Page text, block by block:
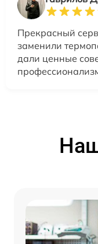
Прекрасный
заменили
дали ценные